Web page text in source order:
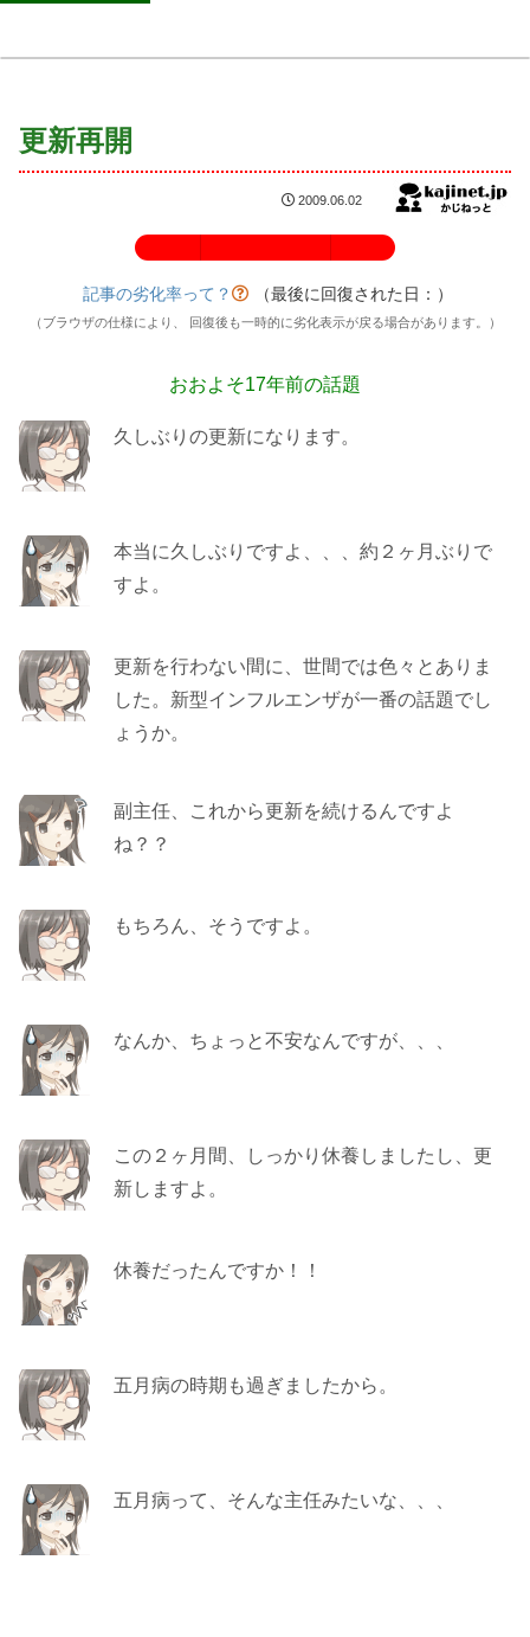
更新再開
2009.06.02
記事の劣化率って？ （最後に回復された日： ）
（ブラウザの仕様により、 回復後も一時的に劣化表示が戻る場合があります。）
おおよそ17年前の話題
久しぶりの更新になります。
本当に久しぶりですよ、、、約２ヶ月ぶりで
すよ。
更新を行わない間に、世間では色々とありま
した。新型インフルエンザが一番の話題でし
ょうか。
副主任、これから更新を続けるんですよ
ね？？
もちろん、そうですよ。
なんか、ちょっと不安なんですが、、、
この２ヶ月間、しっかり休養しましたし、更
新しますよ。
休養だったんですか！！
五月病の時期も過ぎましたから。
五月病って、そんな主任みたいな、、、